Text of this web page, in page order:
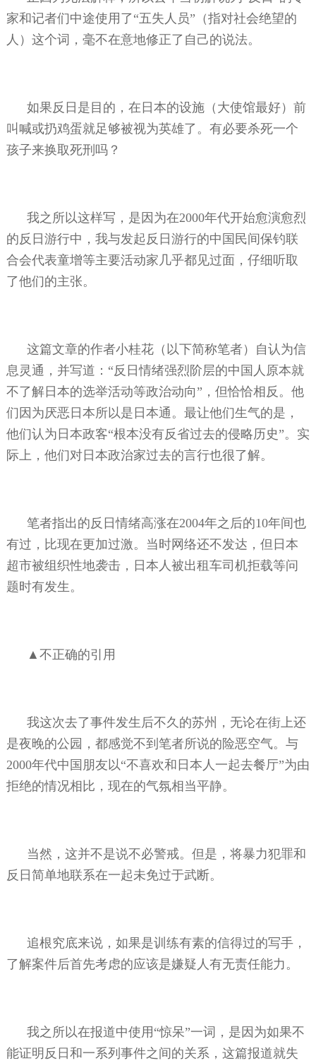
家和记者们中途使用了“五失人员”（指对社会绝望的
人）这个词，毫不在意地修正了自己的说法。
如果反日是目的，在日本的设施（大使馆最好）前
叫喊或扔鸡蛋就足够被视为英雄了。有必要杀死一个
孩子来换取死刑吗？
我之所以这样写，是因为在2000年代开始愈演愈烈
的反日游行中，我与发起反日游行的中国民间保钓联
合会代表童增等主要活动家几乎都见过面，仔细听取
了他们的主张。
这篇文章的作者小桂花（以下简称笔者）自认为信
息灵通，并写道：“反日情绪强烈阶层的中国人原本就
不了解日本的选举活动等政治动向”，但恰恰相反。他
们因为厌恶日本所以是日本通。最让他们生气的是，
他们认为日本政客“根本没有反省过去的侵略历史”。实
际上，他们对日本政治家过去的言行也很了解。
笔者指出的反日情绪高涨在2004年之后的10年间也
有过，比现在更加过激。当时网络还不发达，但日本
超市被组织性地袭击，日本人被出租车司机拒载等问
题时有发生。
▲不正确的引用
我这次去了事件发生后不久的苏州，无论在街上还
是夜晚的公园，都感觉不到笔者所说的险恶空气。与
2000年代中国朋友以“不喜欢和日本人一起去餐厅”为由
拒绝的情况相比，现在的气氛相当平静。
当然，这并不是说不必警戒。但是，将暴力犯罪和
反日简单地联系在一起未免过于武断。
追根究底来说，如果是训练有素的信得过的写手，
了解案件后首先考虑的应该是嫌疑人有无责任能力。
我之所以在报道中使用“惊呆”一词，是因为如果不
能证明反日和一系列事件之间的关系，这篇报道就失